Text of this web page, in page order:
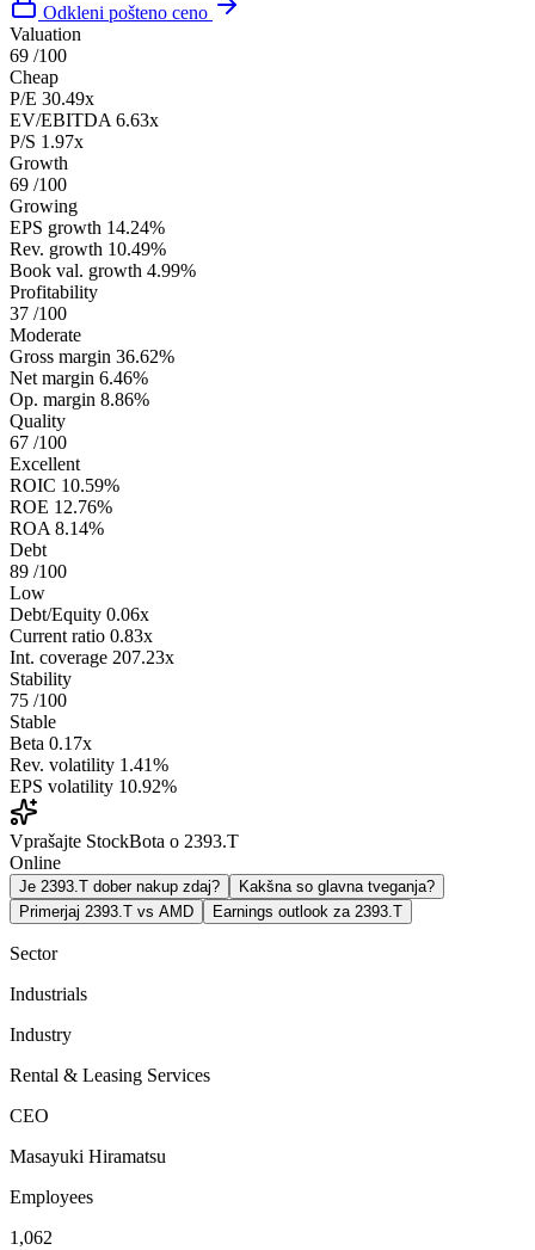
Odkleni pošteno ceno
Valuation
69 /100
Cheap
P/E 30.49x
EV/EBITDA 6.63x
P/S 1.97x
Growth
69 /100
Growing
EPS growth 14.24%
Rev. growth 10.49%
Book val. growth 4.99%
Profitability
37 /100
Moderate
Gross margin 36.62%
Net margin 6.46%
Op. margin 8.86%
Quality
67 /100
Excellent
ROIC 10.59%
ROE 12.76%
ROA 8.14%
Debt
89 /100
Low
Debt/Equity 0.06x
Current ratio 0.83x
Int. coverage 207.23x
Stability
75 /100
Stable
Beta 0.17x
Rev. volatility 1.41%
EPS volatility 10.92%
Vprašajte StockBota o 2393.T
Online
Je 2393.T dober nakup zdaj?
Kakšna so glavna tveganja?
Primerjaj 2393.T vs AMD
Earnings outlook za 2393.T
Sector
Industrials
Industry
Rental & Leasing Services
CEO
Masayuki Hiramatsu
Employees
1,062